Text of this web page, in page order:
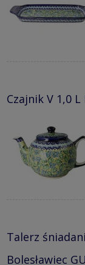
Czajnik V 1,0 L
Talerz
Bolesławiec